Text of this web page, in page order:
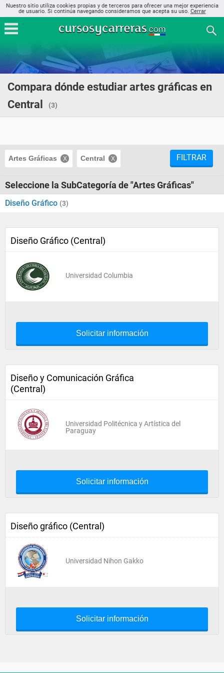
Nuestro sitio utiliza cookies propias y de terceros para ofrecer una mejor experiencia
de usuario. Si continúa navegando consideramos que acepta su uso. Cerrar
Compara dónde estudiar artes gráficas en
Central
(3)
Artes Gráficas Central FILTRAR
Seleccione la SubCategoría de "Artes Gráficas"
Diseño Gráfico (3)
Diseño Gráfico (Central)
Universidad Columbia
Solicitar información
Diseño y Comunicación Gráfica
(Central)
Universidad Politécnica y Artística del
Paraguay
Solicitar información
Diseño gráfico (Central)
Universidad Nihon Gakko
Solicitar información